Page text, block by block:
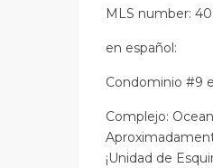
MLS number:
en español:
Condominio #9
Complejo:
¡Unidad de